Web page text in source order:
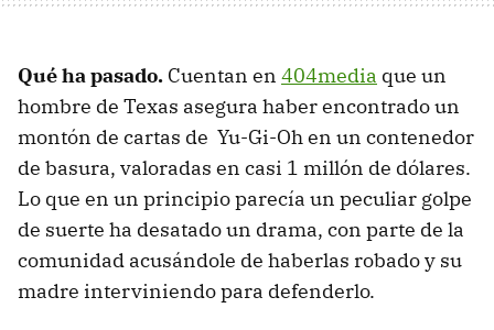
Qué ha pasado. Cuentan en 404media que un
hombre de Texas asegura haber encontrado un
montón de cartas de Yu-Gi-Oh en un contenedor
de basura, valoradas en casi 1 millón de dólares.
Lo que en un principio parecía un peculiar golpe
de suerte ha desatado un drama, con parte de la
comunidad acusándole de haberlas robado y su
madre interviniendo para defenderlo.